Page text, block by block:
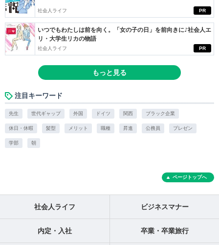
PR
社会人ライフ
PR
いつでもわたしは前を向く。「女の子の日」を前向きに♪社会人エ
リ・大学生リカの物語
社会人ライフ
もっと見る
注目キーワード
先生 世代ギャップ 外国 ドイツ 関西 ブラック企業
休日・休暇 髪型 メリット 職種 昇進 公務員 プレゼン
学部 朝
ページトップへ
社会人ライフ ビジネスマナー
内定・入社 卒業・卒業旅行